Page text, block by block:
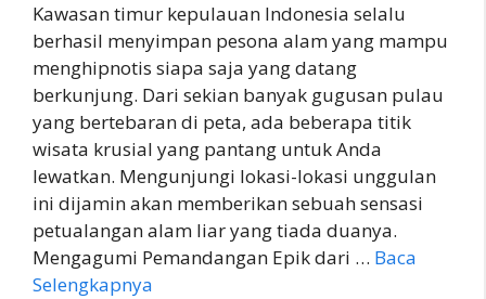
Kawasan timur kepulauan Indonesia selalu
berhasil menyimpan pesona alam yang mampu
menghipnotis siapa saja yang datang
berkunjung. Dari sekian banyak gugusan pulau
yang bertebaran di peta, ada beberapa titik
wisata krusial yang pantang untuk Anda
lewatkan. Mengunjungi lokasi-lokasi unggulan
ini dijamin akan memberikan sebuah sensasi
petualangan alam liar yang tiada duanya.
Mengagumi Pemandangan Epik dari … Baca
Selengkapnya